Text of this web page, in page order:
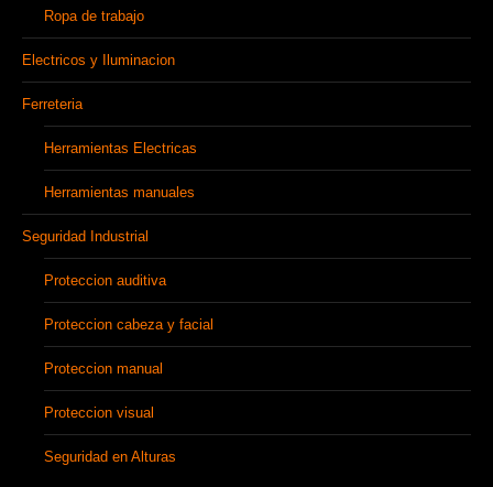
Ropa de trabajo
Electricos y Iluminacion
Ferreteria
Herramientas Electricas
Herramientas manuales
Seguridad Industrial
Proteccion auditiva
Proteccion cabeza y facial
Proteccion manual
Proteccion visual
Seguridad en Alturas